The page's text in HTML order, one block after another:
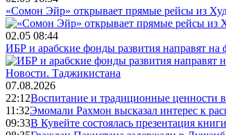
«Сомон Эйр» открывает прямые рейсы из
02.05 08:44
ИБР и арабские фонды развития направят
Новости. Таджикистана
07.08.2026
22:12Воспитание и традиционные ценности
11:32Эмомали Рахмон высказал интерес к
09:33В Кувейте состоялась презентация